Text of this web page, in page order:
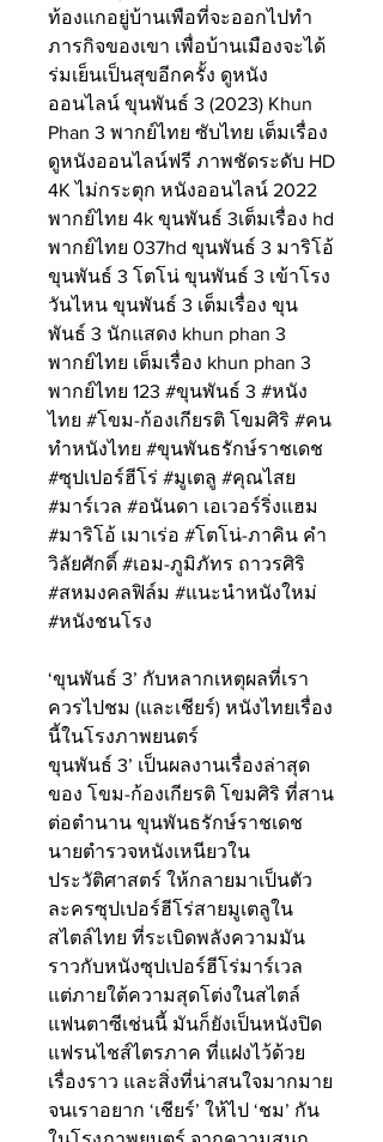
ท้องแกอยู่บ้านเพือที่จะออกไปทำ
ภารกิจของเขา เพื่อบ้านเมืองจะได้
ร่มเย็นเป็นสุขอีกครั้ง ดูหนัง
ออนไลน์ ขุนพันธ์ 3 (2023) Khun
Phan 3 พากย์ไทย ซับไทย เต็มเรื่อง
ดูหนังออนไลน์ฟรี ภาพชัดระดับ HD
4K ไม่กระตุก หนังออนไลน์ 2022
พากย์ไทย 4k ขุนพันธ์ 3เต็มเรื่อง hd
พากย์ไทย 037hd ขุนพันธ์ 3 มาริโอ้
ขุนพันธ์ 3 โตโน่ ขุนพันธ์ 3 เข้าโรง
วันไหน ขุนพันธ์ 3 เต็มเรื่อง ขุน
พันธ์ 3 นักแสดง khun phan 3
พากย์ไทย เต็มเรื่อง khun phan 3
พากย์ไทย 123 #ขุนพันธ์ 3 #หนัง
ไทย #โขม-ก้องเกียรติ โขมศิริ #คน
ทำหนังไทย #ขุนพันธรักษ์ราชเดช
#ซุปเปอร์ฮีโร่ #มูเตลู #คุณไสย
#มาร์เวล #อนันดา เอเวอร์ริ่งแฮม
#มาริโอ้ เมาเร่อ #โตโน่-ภาคิน คำ
วิลัยศักดิ์ #เอม-ภูมิภัทร ถาวรศิริ
#สหมงคลฟิล์ม #แนะนำหนังใหม่
#หนังชนโรง
‘ขุนพันธ์ 3’ กับหลากเหตุผลที่เรา
ควรไปชม (และเชียร์) หนังไทยเรื่อง
นี้ในโรงภาพยนตร์
ขุนพันธ์ 3’ เป็นผลงานเรื่องล่าสุด
ของ โขม-ก้องเกียรติ โขมศิริ ที่สาน
ต่อตำนาน ขุนพันธรักษ์ราชเดช
นายตำรวจหนังเหนียวใน
ประวัติศาสตร์ ให้กลายมาเป็นตัว
ละครซุปเปอร์ฮีโร่สายมูเตลูใน
สไตล์ไทย ที่ระเบิดพลังความมัน
ราวกับหนังซุปเปอร์ฮีโร่มาร์เวล
แต่ภายใต้ความสุดโต่งในสไตล์
แฟนตาซีเช่นนี้ มันก็ยังเป็นหนังปิด
แฟรนไชส์ไตรภาค ที่แฝงไว้ด้วย
เรื่องราว และสิ่งที่น่าสนใจมากมาย
จนเราอยาก ‘เชียร์’ ให้ไป ‘ชม’ กัน